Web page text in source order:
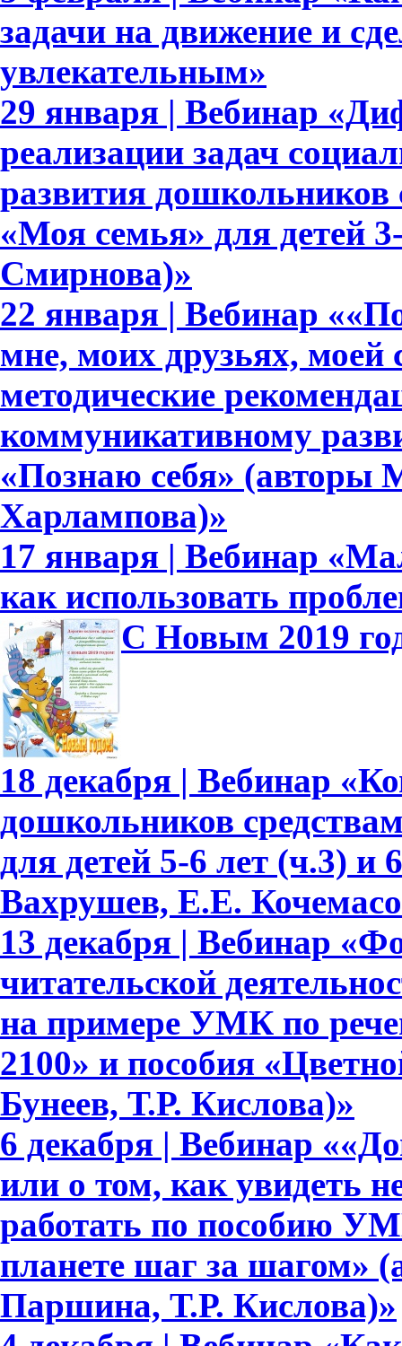
задачи на движение и
увлекательным»
29 января | Вебинар
реализации задач
развития
«Моя семья» для детей
Смирнова)»
22 января | Вебинар
мне, моих друзьях, моей
методические
коммуникативному
«Познаю себя» (авторы
Харлампова)»
17 января | Вебинар
как использовать
С Новым 2019
18 декабря | Вебинар
дошкольников
для детей 5-6 лет (ч.3)
Вахрушев, Е.Е.
13 декабря | Вебинар
читательской
на примере УМК по
2100» и пособия
Бунеев, Т.Р. Кислова)»
6 декабря | Вебинар
или о том, как увидеть
работать по пособию
планете шаг за шагом»
Паршина, Т.Р. Кислова)»